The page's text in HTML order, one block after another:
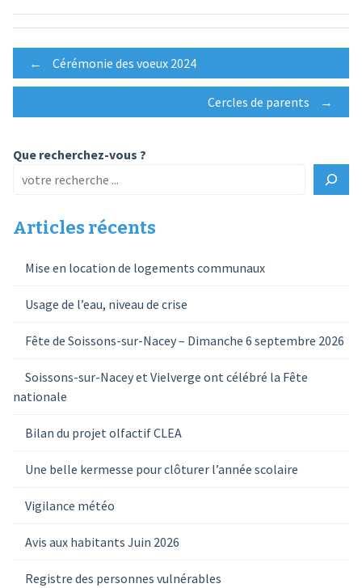
Post
navigation
← Cérémonie des voeux 2024
Cercles de parents →
Que recherchez-vous ?
Articles récents
Mise en location de logements communaux
Usage de l’eau, niveau de crise
Fête de Soissons-sur-Nacey – Dimanche 6 septembre 2026
Soissons-sur-Nacey et Vielverge ont célébré la Fête
nationale
Bilan du projet olfactif CLEA
Une belle kermesse pour clôturer l’année scolaire
Vigilance météo
Avis aux habitants Juin 2026
Registre des personnes vulnérables